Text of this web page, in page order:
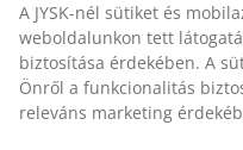
A JYSK-nél sütiket és
weboldalunkon tett
biztosítása érdekében. A
Önről a funkcionalitás
releváns marketing